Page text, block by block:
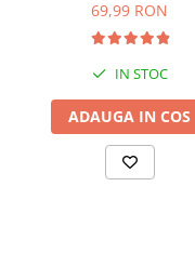
69,99 RON
IN STOC
ADAUGA IN COS